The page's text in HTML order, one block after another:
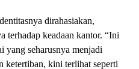
dirahasiakan,
terhadap keadaan kantor. “Ini
yang seharusnya menjadi
ketertiban, kini terlihat seperti